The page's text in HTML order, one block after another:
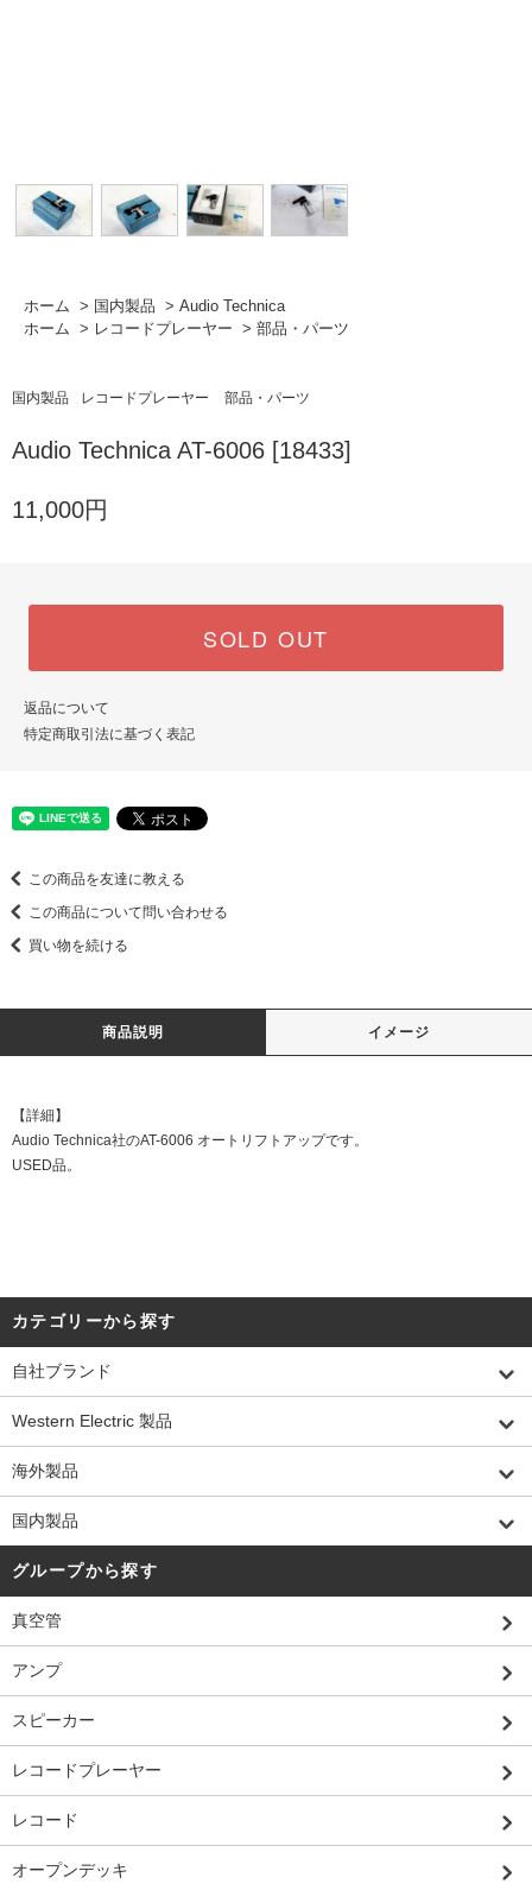
ホーム > 国内製品 > Audio Technica
ホーム > レコードプレーヤー > 部品・パーツ
国内製品 レコードプレーヤー 部品・パーツ
Audio Technica AT-6006 [18433]
11,000円
SOLD OUT
返品について
特定商取引法に基づく表記
この商品を友達に教える
この商品について問い合わせる
買い物を続ける
商品説明 イメージ
【詳細】
Audio Technica社のAT-6006 オートリフトアップです。
USED品。
カテゴリーから探す
自社ブランド
Western Electric 製品
海外製品
国内製品
グループから探す
真空管
アンプ
スピーカー
レコードプレーヤー
レコード
オープンデッキ